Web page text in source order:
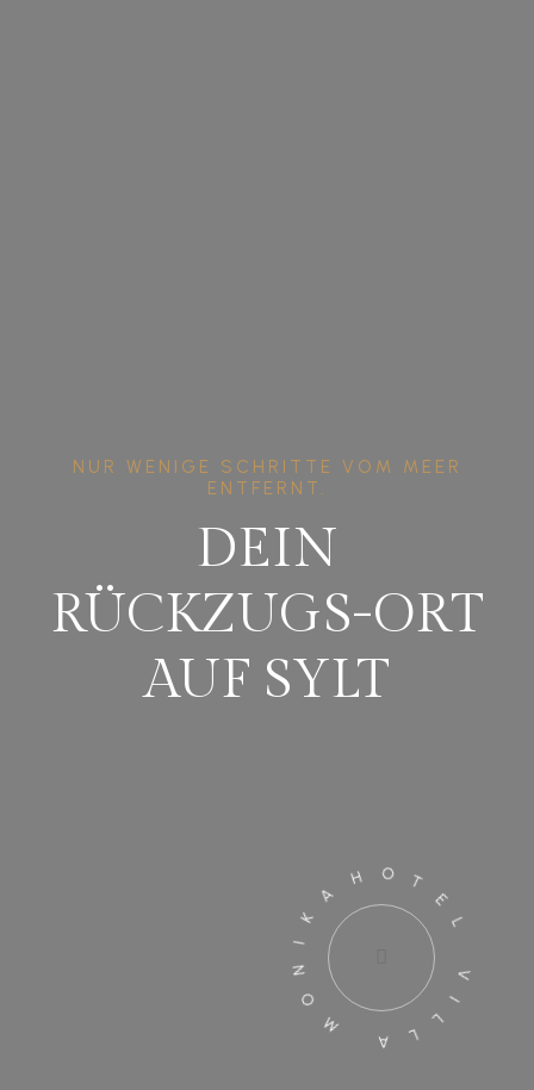
NUR WENIGE SCHRITTE VOM MEER
ENTFERNT.
DEIN
RÜCKZUGS-ORT
AUF SYLT
HOTEL VILLA MONIKA